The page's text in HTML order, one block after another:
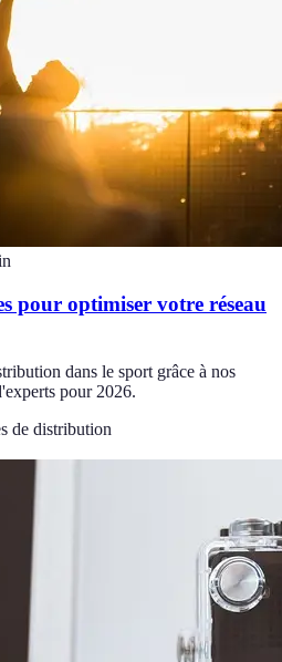
pour optimiser votre réseau
dans le sport grâce à nos
pour 2026.
de distribution